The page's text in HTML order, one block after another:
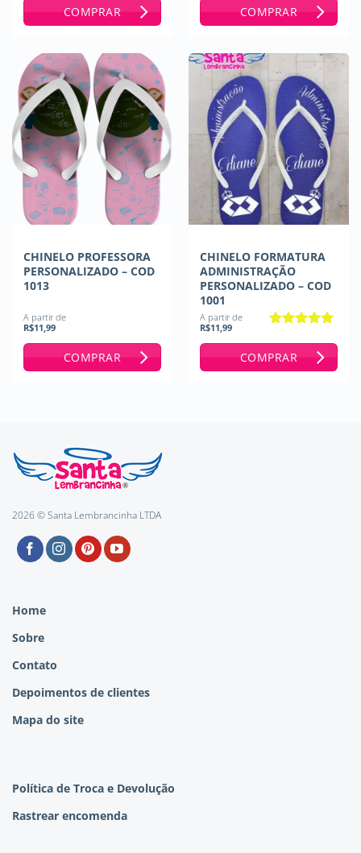
COMPRAR COMPRAR
CHINELO PROFESSORA
PERSONALIZADO – COD
1013
A partir de
R$11,99
COMPRAR
CHINELO FORMATURA
ADMINISTRAÇÃO
PERSONALIZADO – COD
1001
A partir de
R$11,99
COMPRAR
2026 © Santa Lembrancinha LTDA
Home
Sobre
Contato
Depoimentos de clientes
Mapa do site
Política de Troca e Devolução
Rastrear encomenda